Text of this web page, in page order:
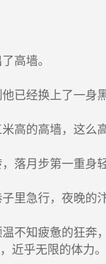
高墙。
已经换上了一身
高的高墙，这么
落月步第一重身轻
里急行，夜晚的
不知疲惫的狂奔
近乎无限的体力。